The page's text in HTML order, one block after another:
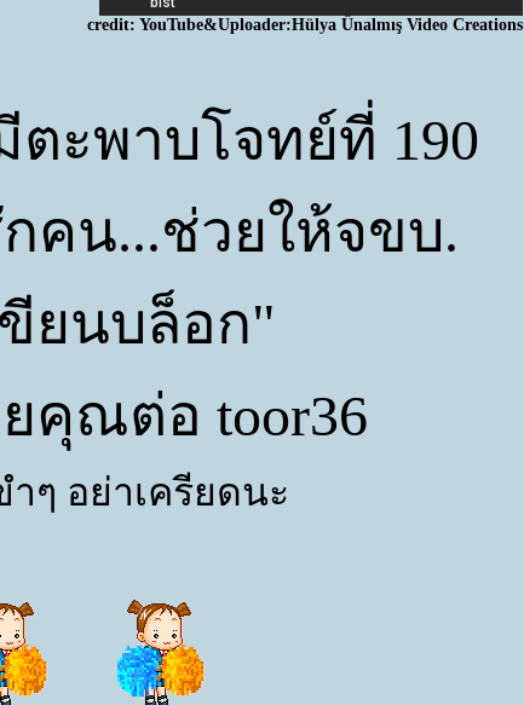
credit: YouTube&Uploader:Hülya Ünalmış Video Creations
ะพาบโจทย์ที่ 190
คน...ช่วยให้จขบ.
ขียนบล็อก"
ณต่อ toor36
ๆ อย่าเครียดนะ